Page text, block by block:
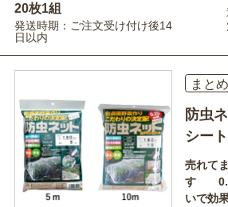
20枚1組
発送時期：ご注文受け付け後14
日以内
まと
防虫
シート
売れて
す
いで効